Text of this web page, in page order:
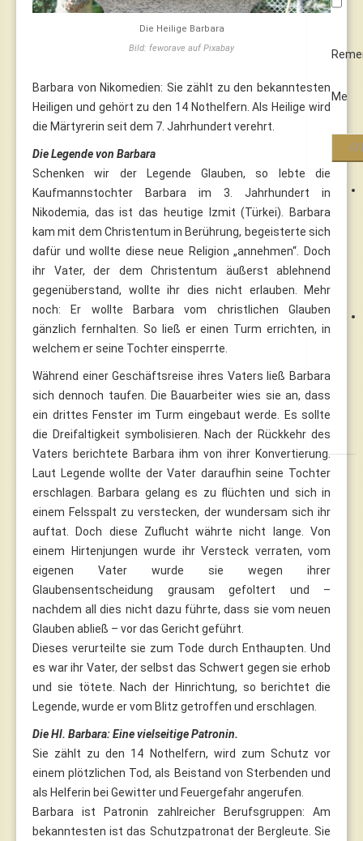
Me
Die Heilige Barbara
Bild: feworave auf Pixabay
Barbara von Nikomedien: Sie zählt zu den bekanntesten
Heiligen und gehört zu den 14 Nothelfern. Als Heilige wird
die Märtyrerin seit dem 7. Jahrhundert verehrt.
Die Legende von Barbara
Schenken wir der Legende Glauben, so lebte die
Kaufmannstochter Barbara im 3. Jahrhundert in
Nikodemia, das ist das heutige Izmit (Türkei). Barbara
kam mit dem Christentum in Berührung, begeisterte sich
dafür und wollte diese neue Religion „annehmen“. Doch
ihr Vater, der dem Christentum äußerst ablehnend
gegenüberstand, wollte ihr dies nicht erlauben. Mehr
noch: Er wollte Barbara vom christlichen Glauben
gänzlich fernhalten. So ließ er einen Turm errichten, in
welchem er seine Tochter einsperrte.
Während einer Geschäftsreise ihres Vaters ließ Barbara
sich dennoch taufen. Die Bauarbeiter wies sie an, dass
ein drittes Fenster im Turm eingebaut werde. Es sollte
die Dreifaltigkeit symbolisieren. Nach der Rückkehr des
Vaters berichtete Barbara ihm von ihrer Konvertierung.
Laut Legende wollte der Vater daraufhin seine Tochter
erschlagen. Barbara gelang es zu flüchten und sich in
einem Felsspalt zu verstecken, der wundersam sich ihr
auftat. Doch diese Zuflucht währte nicht lange. Von
einem Hirtenjungen wurde ihr Versteck verraten, vom
eigenen Vater wurde sie wegen ihrer
Glaubensentscheidung grausam gefoltert und –
nachdem all dies nicht dazu führte, dass sie vom neuen
Glauben abließ – vor das Gericht geführt.
Dieses verurteilte sie zum Tode durch Enthaupten. Und
es war ihr Vater, der selbst das Schwert gegen sie erhob
und sie tötete. Nach der Hinrichtung, so berichtet die
Legende, wurde er vom Blitz getroffen und erschlagen.
Die Hl. Barbara: Eine vielseitige Patronin.
Sie zählt zu den 14 Nothelfern, wird zum Schutz vor
einem plötzlichen Tod, als Beistand von Sterbenden und
als Helferin bei Gewitter und Feuergefahr angerufen.
Barbara ist Patronin zahlreicher Berufsgruppen: Am
bekanntesten ist das Schutzpatronat der Bergleute. Sie